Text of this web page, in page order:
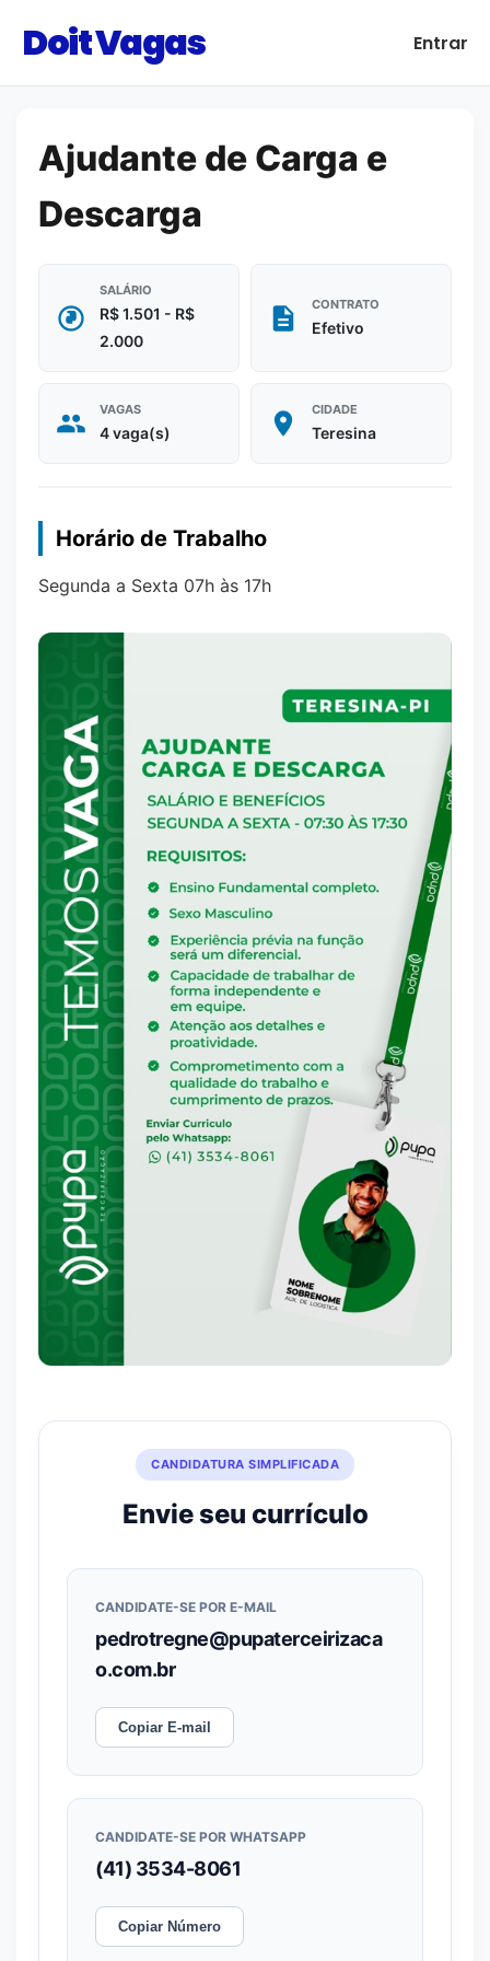
Doit Vagas Entrar
Ajudante de Carga e
Descarga
SALÁRIO
R$ 1.501 - R$
2.000
CONTRATO
Efetivo
VAGAS
4 vaga(s)
CIDADE
Teresina
Horário de Trabalho
Segunda a Sexta 07h às 17h
CANDIDATURA SIMPLIFICADA
Envie seu currículo
CANDIDATE-SE POR E-MAIL
pedrotregne@pupaterceirizaca
o.com.br
Copiar E-mail
CANDIDATE-SE POR WHATSAPP
(41) 3534-8061
Copiar Número